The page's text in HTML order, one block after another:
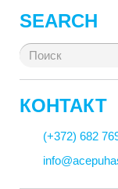
SEARCH
Search
КОНТАКТ
(+372) 682